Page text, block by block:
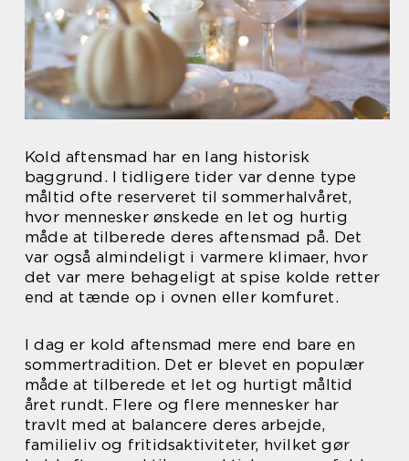
Kold aftensmad har en lang historisk
baggrund. I tidligere tider var denne type
måltid ofte reserveret til sommerhalvåret,
hvor mennesker ønskede en let og hurtig
måde at tilberede deres aftensmad på. Det
var også almindeligt i varmere klimaer, hvor
det var mere behageligt at spise kolde retter
end at tænde op i ovnen eller komfuret.
I dag er kold aftensmad mere end bare en
sommertradition. Det er blevet en populær
måde at tilberede et let og hurtigt måltid
året rundt. Flere og flere mennesker har
travlt med at balancere deres arbejde,
familieliv og fritidsaktiviteter, hvilket gør